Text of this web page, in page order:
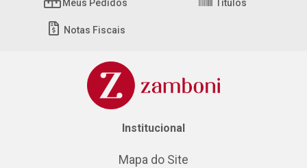
Meus Pedidos Títulos
Notas Fiscais
Institucional
Mapa do Site